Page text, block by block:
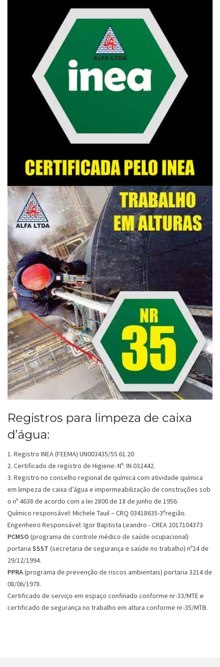
Registros para limpeza de caixa
d’água:
1. Registro INEA (FEEMA) UN003435/55.61.20
2. Certificado de registro de Higiene: Nº: IN 032442.
3. Registro no conselho regional de química com atividade química
em limpeza de caixa d’água e impermeabilização de construções sob
o nº 4638 de acordo com a lei 2800 de 18 de junho de 1956.
Químico responsável: Michele Tauil – CRQ 03418635-3ªregião.
Engenheiro Responsável: Igor Baptista Leandro - CREA 2017104373
PCMSO (programa de controle médico de saúde ocupacional)
portaria SSST (secretaria de segurança e saúde no trabalho) nº24 de
29/12/1994.
PPRA(programa de prevenção de riscos ambientais) portaria 3214 de
08/06/1978.
Certificado de serviço em espaço confinado conforme nr-33/MTE e
certificado de segurança no trabalho em altura conforme nr-35/MTB.